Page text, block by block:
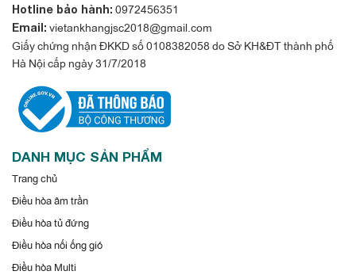
Hotline bảo hành: 0972456351
Email: vietankhangjsc2018@gmail.com
Giấy chứng nhận ĐKKD số 0108382058 do Sở KH&ĐT thành phố
Hà Nội cấp ngày 31/7/2018
DANH MỤC SẢN PHẨM
Trang chủ
Điều hòa âm trần
Điều hòa tủ đứng
Điều hòa nối ống gió
Điều hòa Multi